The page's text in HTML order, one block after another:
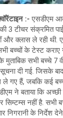
:-एसडीएम
3 टीचर संक्रमित
और क्लास ले रही थी.
बच्चों के टेस्ट कराए
मुताबिक सभी बच्चे 7
दी गई. जिसके
गए हैं, जबकि कई
ने बताया कि
सिम्टम्स नहीं है. सभी
निगरानी के निर्देश